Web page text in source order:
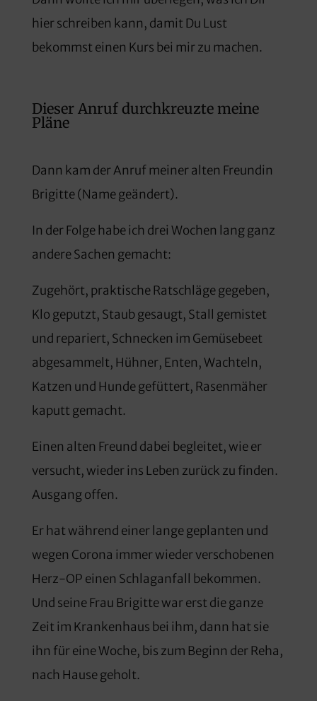
hier schreiben kann, damit Du Lust
bekommst einen Kurs bei mir zu machen.
Dieser Anruf durchkreuzte meine
Pläne
Dann kam der Anruf meiner alten Freundin
Brigitte (Name geändert).
In der Folge habe ich drei Wochen lang ganz
andere Sachen gemacht:
Zugehört, praktische Ratschläge gegeben,
Klo geputzt, Staub gesaugt, Stall gemistet
und repariert, Schnecken im Gemüsebeet
abgesammelt, Hühner, Enten, Wachteln,
Katzen und Hunde gefüttert, Rasenmäher
kaputt gemacht.
Einen alten Freund dabei begleitet, wie er
versucht, wieder ins Leben zurück zu finden.
Ausgang offen.
Er hat während einer lange geplanten und
wegen Corona immer wieder verschobenen
Herz-OP einen Schlaganfall bekommen.
Und seine Frau Brigitte war erst die ganze
Zeit im Krankenhaus bei ihm, dann hat sie
ihn für eine Woche, bis zum Beginn der Reha,
nach Hause geholt.